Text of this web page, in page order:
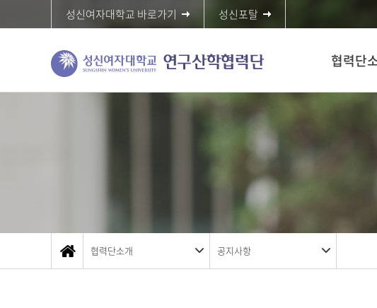
성신여자대학교 바로가기 성신포탈
협력단
협력단소개 공지사항